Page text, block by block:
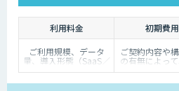
利用料金 初期費用
ご利用規模、データ
量、導入形態（SaaS／
オンプレミス等）に応
ご契約内容や
の有無によっ
ます。詳しく